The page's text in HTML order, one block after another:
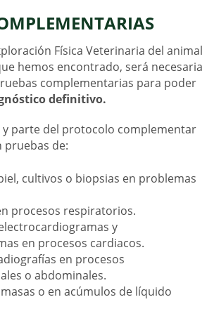
Física Veterinaria del animal
hemos encontrado, será necesaria
complementarias para poder
definitivo.
y parte del protocolo complementar
pruebas de:
cultivos o biopsias en problemas
procesos respiratorios.
y
en procesos cardiacos.
en procesos
o abdominales.
o en acúmulos de líquido